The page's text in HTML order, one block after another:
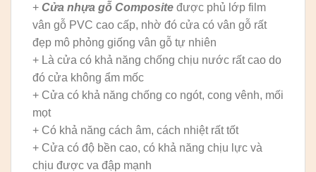
+ Cửa nhựa gỗ Composite được phủ lớp film
vân gỗ PVC cao cấp, nhờ đó cửa có vân gỗ rất
đẹp mô phỏng giống vân gỗ tự nhiên
+ Là cửa có khả năng chống chịu nước rất cao do
đó cửa không ẩm mốc
+ Cửa có khả năng chống co ngót, cong vênh, mối
mọt
+ Có khả năng cách âm, cách nhiệt rất tốt
+ Cửa có độ bền cao, có khả năng chịu lực và
chịu được va đập mạnh